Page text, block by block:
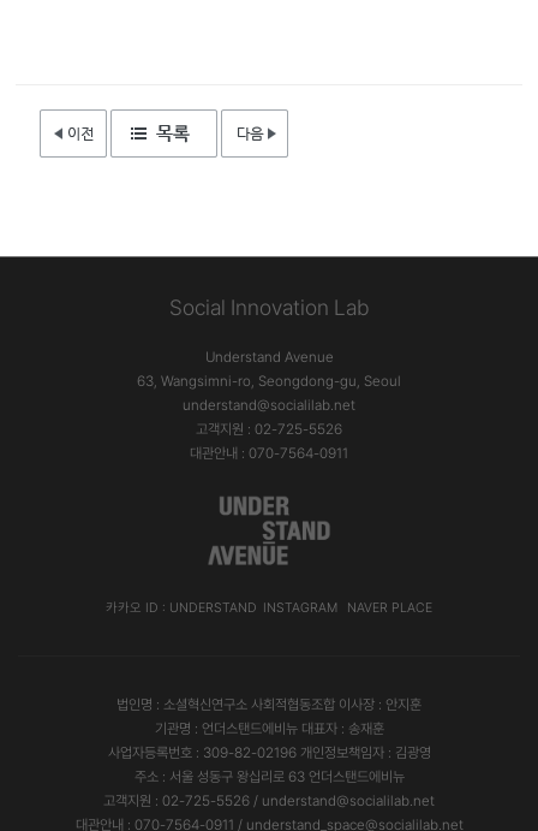
Social Innovation Lab
Understand Avenue
63, Wangsimni-ro, Seongdong-gu, Seoul
understand@socialilab.net
고객지원 : 02-725-5526
대관안내 : 070-7564-0911
카카오 ID : UNDERSTAND INSTAGRAM NAVER PLACE
법인명 : 소셜혁신연구소 사회적협동조합 이사장 : 안지훈
기관명 : 언더스탠드에비뉴 대표자 : 송재훈
사업자등록번호 : 309-82-02196 개인정보책임자 : 김광영
주소 : 서울 성동구 왕십리로 63 언더스탠드에비뉴
고객지원 : 02-725-5526 / understand@socialilab.net
대관안내 : 070-7564-0911 / understand_space@socialilab.net